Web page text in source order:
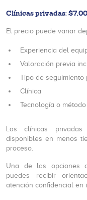
Clínicas privadas:
El precio puede variar
Experiencia del
Valoración previa
Tipo de seguimiento
Clínica
Tecnología o
Las clínicas
disponibles en menos
proceso.
Una de las opciones
puedes recibir
atención confidencial en